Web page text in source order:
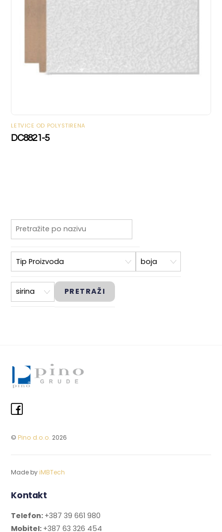
LETVICE OD POLYSTIRENA
DC8821-5
© Pino d.o.o. 2026
Made by iMBTech
Kontakt
Telefon: +387 39 661 980
Mobitel: +387 63 326 454